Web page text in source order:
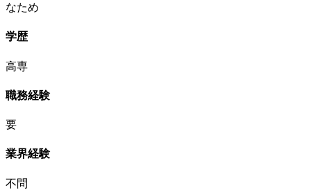
なため
学歴
高専
職務経験
要
業界経験
不問